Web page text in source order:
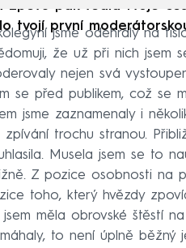
zpěvu pak vedla tvoje
tvojí první
jsme odehrály na
že už při nich jsem
nejen svá
se před publikem, což se
jsme zaznamenaly i
zpívání trochu stranou.
Musela jsem se to
Z pozice osobnosti na
toho, který hvězdy
jsem měla obrovské štěstí
to není úplně běžný